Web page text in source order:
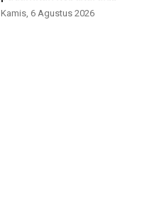
Bromo
Kamis, 6 Agustus 2026